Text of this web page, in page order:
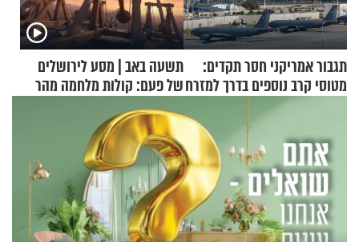
תגבור אמריקני חסר תקדים:
מטוסי קרב נוספים בדרך למזרח
תשעה באב | מסע לירושלים
של פעם: קולות מלחמה מהר
הזיתים